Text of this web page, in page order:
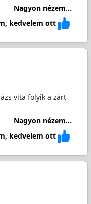
Nagyon nézem...
kedvelem ott
vita folyik a zárt
Nagyon nézem...
kedvelem ott